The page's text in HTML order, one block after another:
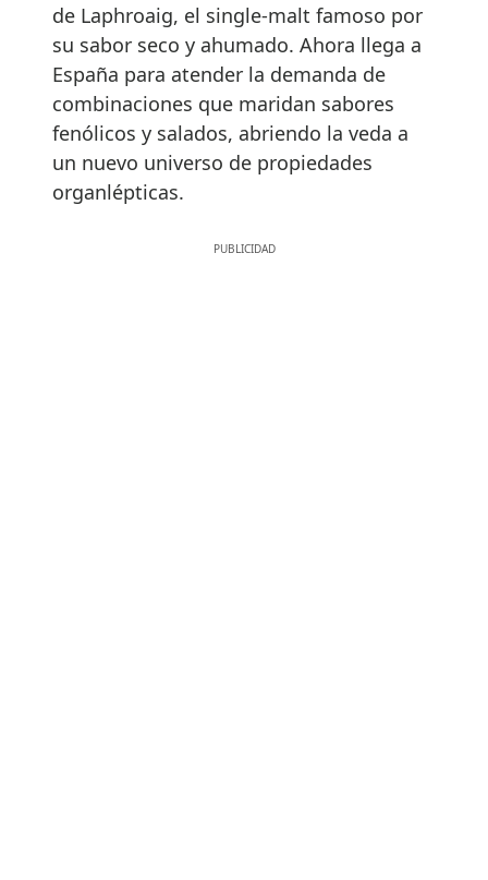
de Laphroaig, el single-malt famoso por
su sabor seco y ahumado. Ahora llega a
España para atender la demanda de
combinaciones que maridan sabores
fenólicos y salados, abriendo la veda a
un nuevo universo de propiedades
organlépticas.